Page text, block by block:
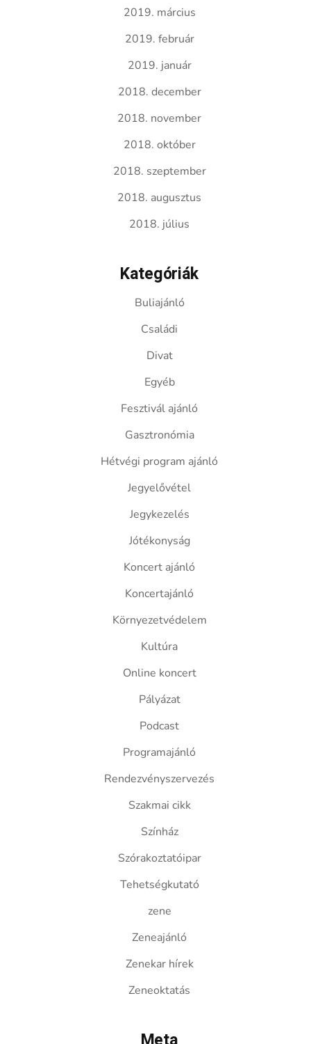
2019. március
2019. február
2019. január
2018. december
2018. november
2018. október
2018. szeptember
2018. augusztus
2018. július
Kategóriák
Buliajánló
Családi
Divat
Egyéb
Fesztivál ajánló
Gasztronómia
Hétvégi program ajánló
Jegyelővétel
Jegykezelés
Jótékonyság
Koncert ajánló
Koncertajánló
Környezetvédelem
Kultúra
Online koncert
Pályázat
Podcast
Programajánló
Rendezvényszervezés
Szakmai cikk
Színház
Szórakoztatóipar
Tehetségkutató
zene
Zeneajánló
Zenekar hírek
Zeneoktatás